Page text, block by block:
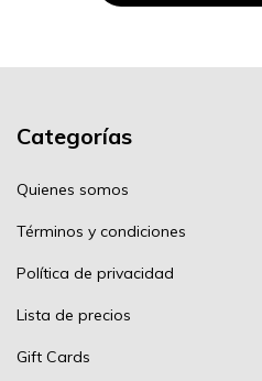
Categorías
Quienes somos
Términos y condiciones
Política de privacidad
Lista de precios
Gift Cards